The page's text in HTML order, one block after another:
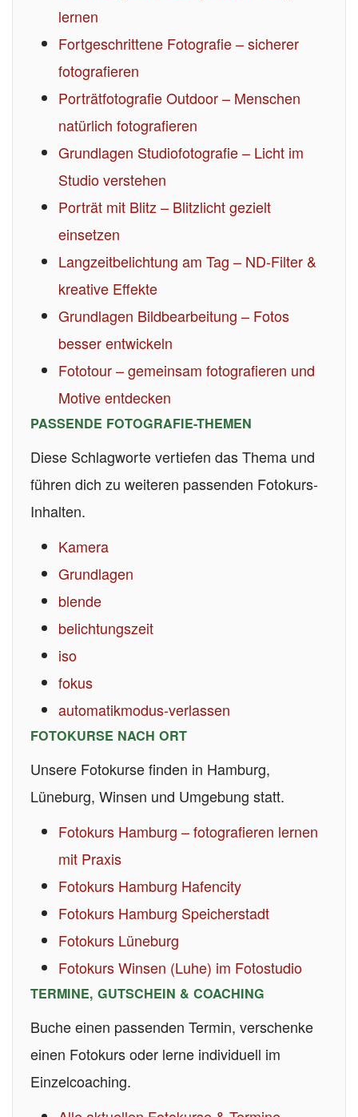
lernen
Fortgeschrittene Fotografie – sicherer
fotografieren
Porträtfotografie Outdoor – Menschen
natürlich fotografieren
Grundlagen Studiofotografie – Licht im
Studio verstehen
Porträt mit Blitz – Blitzlicht gezielt
einsetzen
Langzeitbelichtung am Tag – ND-Filter &
kreative Effekte
Grundlagen Bildbearbeitung – Fotos
besser entwickeln
Fototour – gemeinsam fotografieren und
Motive entdecken
PASSENDE FOTOGRAFIE-THEMEN
Diese Schlagworte vertiefen das Thema und
führen dich zu weiteren passenden Fotokurs-
Inhalten.
Kamera
Grundlagen
blende
belichtungszeit
iso
fokus
automatikmodus-verlassen
FOTOKURSE NACH ORT
Unsere Fotokurse finden in Hamburg,
Lüneburg, Winsen und Umgebung statt.
Fotokurs Hamburg – fotografieren lernen
mit Praxis
Fotokurs Hamburg Hafencity
Fotokurs Hamburg Speicherstadt
Fotokurs Lüneburg
Fotokurs Winsen (Luhe) im Fotostudio
TERMINE, GUTSCHEIN & COACHING
Buche einen passenden Termin, verschenke
einen Fotokurs oder lerne individuell im
Einzelcoaching.